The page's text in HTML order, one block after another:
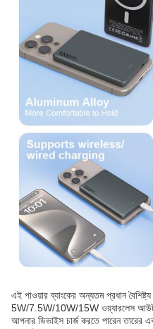
এই পাওয়ার ব্যাংকের অন্যতম প্রধান
5W/7.5W/10W/15W ওয়্যারলেস
আপনার ডিভাইস চার্জ করতে পারেন তারের